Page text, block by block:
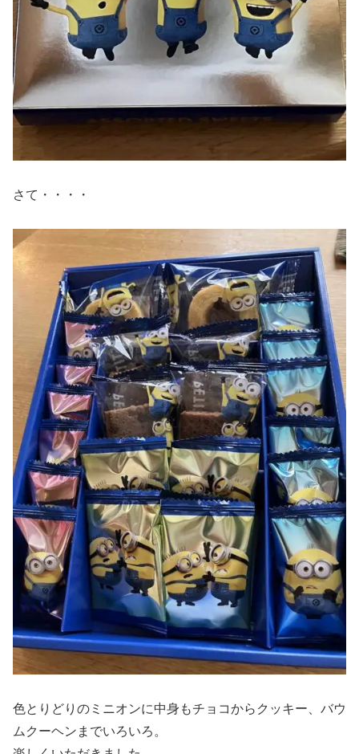
さて・・・・
色とりどりのミニオンに中身もチョコからクッキー、バウ
ムクーヘンまでいろいろ。